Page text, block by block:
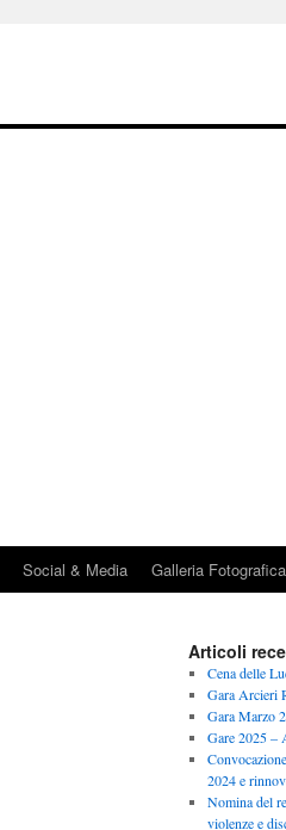
Social & Media Galleria Fotografica
Articoli
Cena delle
Gara Arcieri
Gara Marzo
Gare 2025 –
2024 e
Nomina del
violenze e